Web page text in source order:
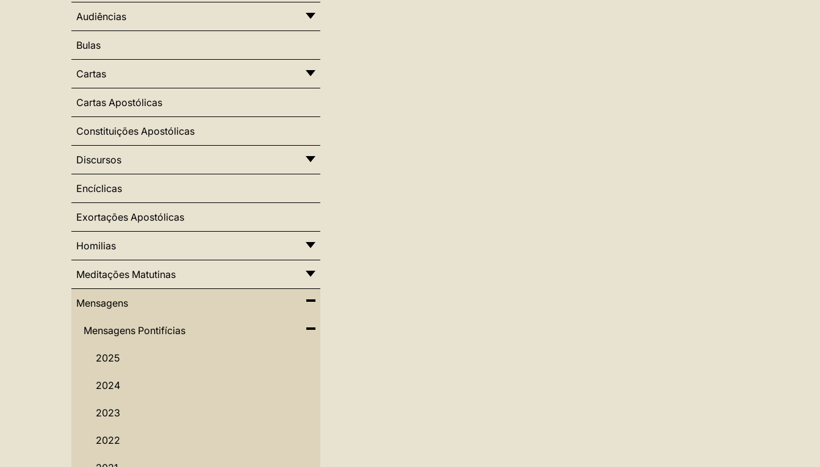
Audiências
Bulas
Cartas
Cartas Apostólicas
Constituições Apostólicas
Discursos
Encíclicas
Exortações Apostólicas
Homilias
Meditações Matutinas
Mensagens
Mensagens Pontifícias
2025
2024
2023
2022